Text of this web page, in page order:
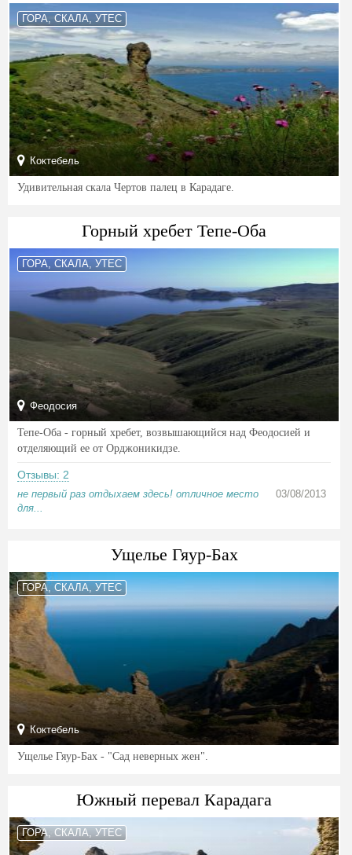
ГОРА, СКАЛА, УТЕС
Коктебель
Удивительная скала Чертов палец в Карадаге.
Горный хребет Тепе-Оба
ГОРА, СКАЛА, УТЕС
Феодосия
Тепе-Оба - горный хребет, возвышающийся над Феодосией и
отделяющий ее от Орджоникидзе.
Отзывы: 2
не первый раз отдыхаем здесь! отличное место
для...
03/08/2013
Ущелье Гяур-Бах
ГОРА, СКАЛА, УТЕС
Коктебель
Ущелье Гяур-Бах - "Сад неверных жен".
Южный перевал Карадага
ГОРА, СКАЛА, УТЕС